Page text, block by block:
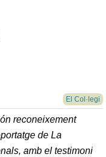
El Col·legi
reconeixement
de La
amb el testimoni